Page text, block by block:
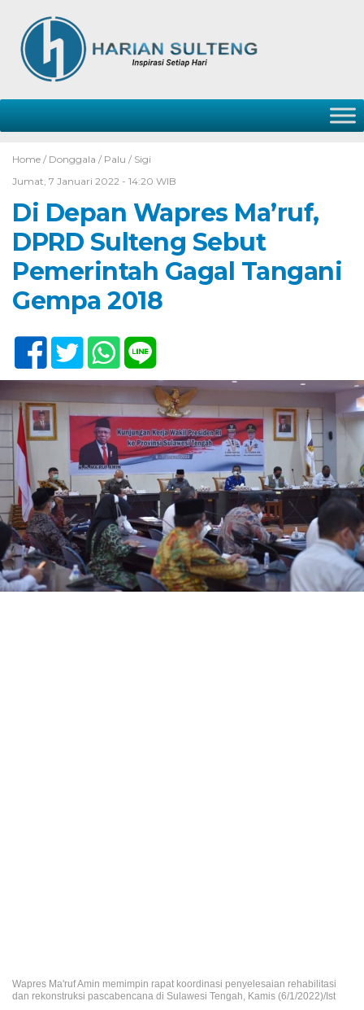
Home / Donggala / Palu / Sigi
Jumat, 7 Januari 2022 - 14:20 WIB
Di Depan Wapres Ma’ruf,
DPRD Sulteng Sebut
Pemerintah Gagal Tangani
Gempa 2018
Wapres Ma'ruf Amin memimpin rapat koordinasi penyelesaian rehabilitasi
dan rekonstruksi pascabencana di Sulawesi Tengah, Kamis (6/1/2022)/Ist